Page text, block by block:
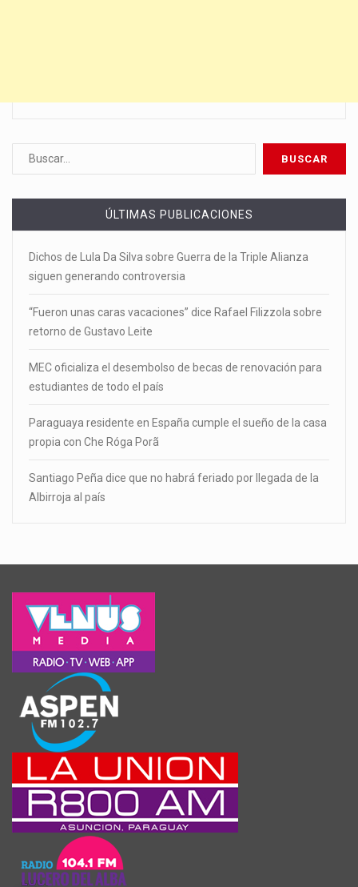
ÚLTIMAS PUBLICACIONES
Dichos de Lula Da Silva sobre Guerra de la Triple Alianza
siguen generando controversia
“Fueron unas caras vacaciones” dice Rafael Filizzola sobre
retorno de Gustavo Leite
MEC oficializa el desembolso de becas de renovación para
estudiantes de todo el país
Paraguaya residente en España cumple el sueño de la casa
propia con Che Róga Porã
Santiago Peña dice que no habrá feriado por llegada de la
Albirroja al país